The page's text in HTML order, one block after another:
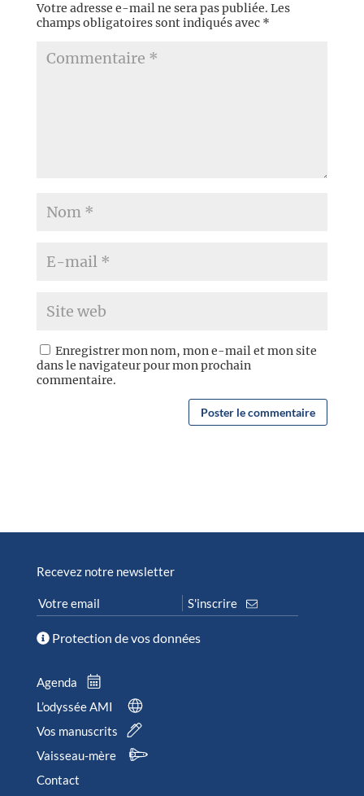
Votre adresse e-mail ne sera pas publiée. Les
champs obligatoires sont indiqués avec *
Enregistrer mon nom, mon e-mail et mon site
dans le navigateur pour mon prochain
commentaire.
Recevez notre newsletter
Protection de vos données
Agenda
L’odyssée AMI
Vos manuscrits
Vaisseau-mère
Contact